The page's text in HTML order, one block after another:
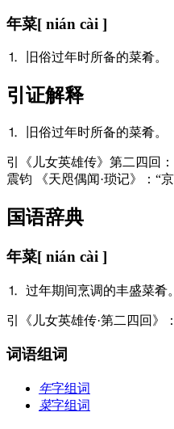
年菜[ nián cài ]
⒈ 旧俗过年时所备的菜肴。
引证解释
⒈ 旧俗过年时所备的菜肴。
引
《儿女英雄传》第二四回
震钧 《天咫偶闻·琐记》：“
国语辞典
年菜[ nián cài ]
⒈ 过年期间烹调的丰盛菜肴。
引 《儿女英雄传·第二四回
词语组词
年字组词
菜字组词